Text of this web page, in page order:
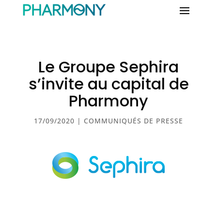
Le Groupe Sephira
s’invite au capital de
Pharmony
17/09/2020 | COMMUNIQUÉS DE PRESSE